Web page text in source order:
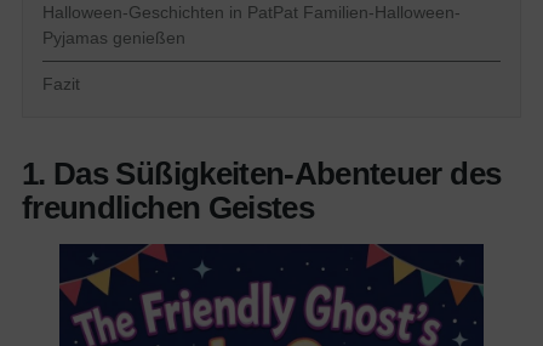
Halloween-Geschichten in PatPat Familien-Halloween-
Pyjamas genießen
Fazit
1. Das Süßigkeiten-Abenteuer des
freundlichen Geistes